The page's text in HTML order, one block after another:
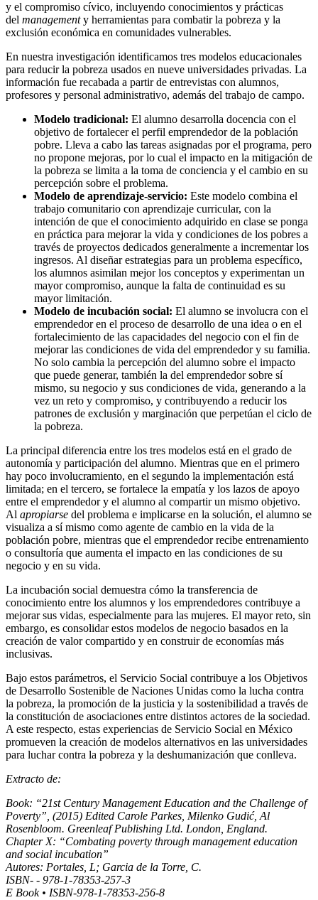
y el compromiso cívico, incluyendo conocimientos y prácticas
del managementy herramientas para combatir la pobreza y la
exclusión económica en comunidades vulnerables.
En nuestra investigación identificamos tres modelos educacionales
para reducir la pobreza usados en nueve universidades privadas. La
información fue recabada a partir de entrevistas con alumnos,
profesores y personal administrativo, además del trabajo de campo.
Modelo tradicional: El alumno desarrolla docencia con el
objetivo de fortalecer el perfil emprendedor de la población
pobre. Lleva a cabo las tareas asignadas por el programa, pero
no propone mejoras, por lo cual el impacto en la mitigación de
la pobreza se limita a la toma de conciencia y el cambio en su
percepción sobre el problema.
Modelo de aprendizaje-servicio: Este modelo combina el
trabajo comunitario con aprendizaje curricular, con la
intención de que el conocimiento adquirido en clase se ponga
en práctica para mejorar la vida y condiciones de los pobres a
través de proyectos dedicados generalmente a incrementar los
ingresos. Al diseñar estrategias para un problema específico,
los alumnos asimilan mejor los conceptos y experimentan un
mayor compromiso, aunque la falta de continuidad es su
mayor limitación.
Modelo de incubación social: El alumno se involucra con el
emprendedor en el proceso de desarrollo de una idea o en el
fortalecimiento de las capacidades del negocio con el fin de
mejorar las condiciones de vida del emprendedor y su familia.
No solo cambia la percepción del alumno sobre el impacto
que puede generar, también la del emprendedor sobre sí
mismo, su negocio y sus condiciones de vida, generando a la
vez un reto y compromiso, y contribuyendo a reducir los
patrones de exclusión y marginación que perpetúan el ciclo de
la pobreza.
La principal diferencia entre los tres modelos está en el grado de
autonomía y participación del alumno. Mientras que en el primero
hay poco involucramiento, en el segundo la implementación está
limitada; en el tercero, se fortalece la empatía y los lazos de apoyo
entre el emprendedor y el alumno al compartir un mismo objetivo.
Al apropiarse del problema e implicarse en la solución, el alumno se
visualiza a sí mismo como agente de cambio en la vida de la
población pobre, mientras que el emprendedor recibe entrenamiento
o consultoría que aumenta el impacto en las condiciones de su
negocio y en su vida.
La incubación social demuestra cómo la transferencia de
conocimiento entre los alumnos y los emprendedores contribuye a
mejorar sus vidas, especialmente para las mujeres. El mayor reto, sin
embargo, es consolidar estos modelos de negocio basados en la
creación de valor compartido y en construir de economías más
inclusivas.
Bajo estos parámetros, el Servicio Social contribuye a los Objetivos
de Desarrollo Sostenible de Naciones Unidas como la lucha contra
la pobreza, la promoción de la justicia y la sostenibilidad a través de
la constitución de asociaciones entre distintos actores de la sociedad.
A este respecto, estas experiencias de Servicio Social en México
promueven la creación de modelos alternativos en las universidades
para luchar contra la pobreza y la deshumanización que conlleva.
Extracto de:
Book: “21st Century Management Education and the Challenge of
Poverty”, (2015) Edited Carole Parkes, Milenko Gudić, Al
Rosenbloom. Greenleaf Publishing Ltd. London, England.
Chapter X: “Combating poverty through management education
and social incubation”
Autores: Portales, L; Garcia de la Torre, C.
ISBN- - 978-1-78353-257-3
E Book • ISBN-978-1-78353-256-8